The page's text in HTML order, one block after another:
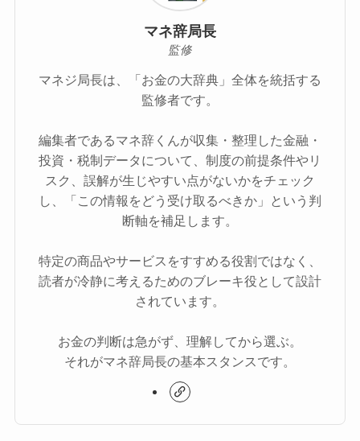
マネ辞局長
監修
マネジ局長は、「お金の大辞典」全体を統括する
監修者です。
編集者であるマネ辞くんが収集・整理した金融・
投資・税制データについて、制度の前提条件やリ
スク、誤解が生じやすい点がないかをチェック
し、「この情報をどう受け取るべきか」という判
断軸を補足します。
特定の商品やサービスをすすめる役割ではなく、
読者が冷静に考えるためのブレーキ役として設計
されています。
お金の判断は急がず、理解してから選ぶ。
それがマネ辞局長の基本スタンスです。